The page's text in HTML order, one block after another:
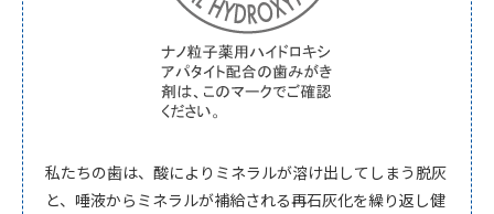
私たちの歯は、酸によりミネラルが溶け出してしまう脱灰
と、唾液からミネラルが補給される再石灰化を繰り返し健